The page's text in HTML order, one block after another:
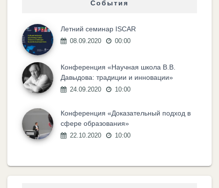
События
Летний семинар ISCAR
08.09.2020 00:00
Конференция «Научная школа В.В.
Давыдова: традиции и инновации»
24.09.2020 10:00
Конференция «Доказательный подход в
сфере образования»
22.10.2020 10:00